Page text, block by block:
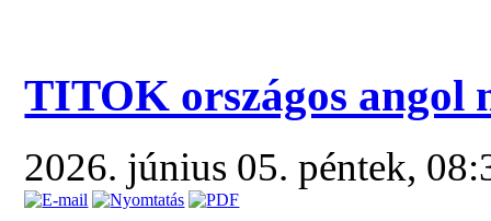
TITOK országos angol
2026. június 05. péntek,